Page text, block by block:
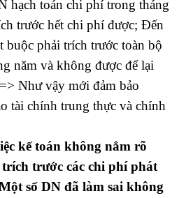
hạch toán chi phí trong tháng
trước hết chi phí được; Đến
buộc phải trích trước toàn bộ
năm và không được để lại
Như vậy mới đảm bảo
tài chính trung thực và chính
kế toán không nắm rõ
trước các chi phí phát
số DN đã làm sai không